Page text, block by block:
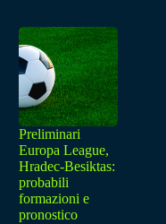
Preliminari
Europa League,
Hradec-Besiktas:
probabili
formazioni e
pronostico